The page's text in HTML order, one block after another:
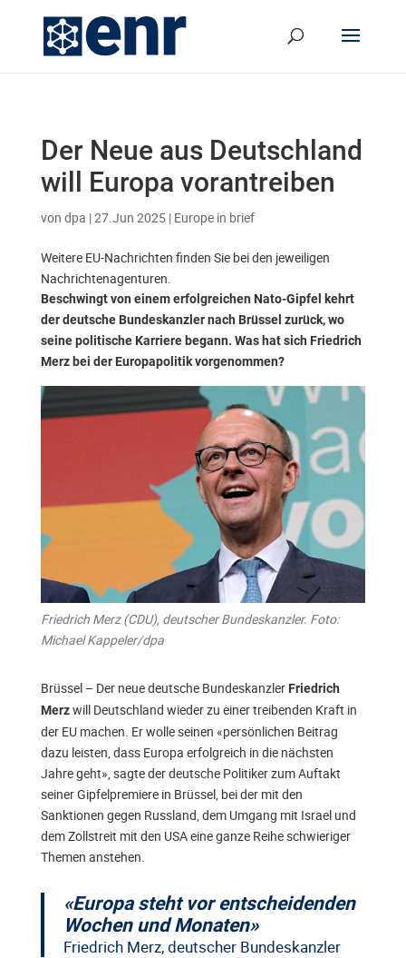
Der Neue aus Deutschland
will Europa vorantreiben
von dpa |27.Jun 2025| Europe in brief
Weitere EU-Nachrichten finden Sie bei den jeweiligen
Nachrichtenagenturen.
Beschwingt von einem erfolgreichen Nato-Gipfel kehrt
der deutsche Bundeskanzler nach Brüssel zurück, wo
seine politische Karriere begann. Was hat sich Friedrich
Merz bei der Europapolitik vorgenommen?
Friedrich Merz (CDU), deutscher Bundeskanzler. Foto:
Michael Kappeler/dpa
Brüssel – Der neue deutsche Bundeskanzler Friedrich
Merzwill Deutschland wieder zu einer treibenden Kraft in
der EU machen. Er wolle seinen «persönlichen Beitrag
dazu leisten, dass Europa erfolgreich in die nächsten
Jahre geht», sagte der deutsche Politiker zum Auftakt
seiner Gipfelpremiere in Brüssel, bei der mit den
Sanktionen gegen Russland, dem Umgang mit Israel und
dem Zollstreit mit den USA eine ganze Reihe schwieriger
Themen anstehen.
«Europa steht vor entscheidenden
Wochen und Monaten»
Friedrich Merz, deutscher Bundeskanzler